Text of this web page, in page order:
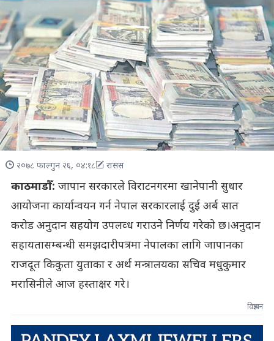
२०७८ फाल्गुन २६, ०४:१८ रासस
काठमाडौँ: जापान सरकारले विराटनगरमा खानेपानी सुधार
आयोजना कार्यान्वयन गर्न नेपाल सरकारलाई दुई अर्ब सात
करोड अनुदान सहयोग उपलव्ध गराउने निर्णय गरेको छ।अनुदान
सहायतासम्बन्धी समझदारीपत्रमा नेपालका लागि जापानका
राजदूत किकुता युताका र अर्थ मन्त्रालयका सचिव मधुकुमार
मरासिनीले आज हस्ताक्षर गरे।
विज्ञापन